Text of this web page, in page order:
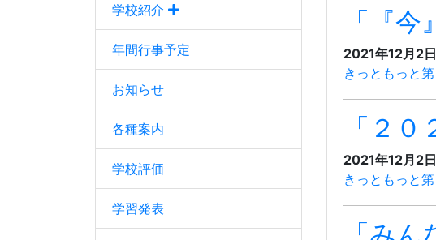
学校紹介
年間行事予定
お知らせ
各種案内
学校評価
学習発表
「『
2021年12月2
きっともっと
「２
2021年12月2
きっともっと
「み